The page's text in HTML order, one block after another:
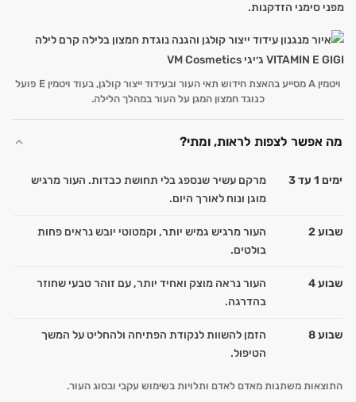
מפני סימני הזדקנות.
ויטמין A מסייע בהאצת חידוש תאי העור ובעידוד ייצור קולגן, בעוד ויטמין E פועל
כנוגד חמצון המגן על העור במהלך הלילה.
מה אפשר לצפות לראות, ומתי?
ימים 1 עד 3
מרקם עשיר שנספג בלי תחושת כבדות. העור מרגיש
מוגן ונוח לאורך היום.
שבוע 2
העור מרגיש גמיש יותר, וקמטוטי יובש נראים פחות
בולטים.
שבוע 4
העור נראה מוצק ואחיד יותר, עם זוהר טבעי שחוזר
בהדרגה.
שבוע 8
הזמן להשוות לנקודת הפתיחה ולהחליט על המשך
הטיפול.
התוצאות משתנות מאדם לאדם ותלויות בשימוש עקבי ובסוג העור.